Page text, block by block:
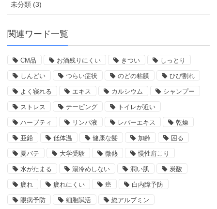
未分類 (3)
関連ワード一覧
CM品 お酒残りにくい きつい しっとり
しんどい つらい症状 のどの粘膜 ひび割れ
よく寝れる エキス カルシウム シャンプー
ストレス テーピング トイレが近い
ハーブティ リンパ液 レバーエキス 乾燥
亜鉛 低体温 健康な髪 加齢 困る
夏バテ 大学受験 微熱 慢性肩こり
水がたまる 湯冷めしない 潤い肌 炭酸
疲れ 疲れにくい 癌 白内障予防
眼病予防 細胞賦活 総アルブミン